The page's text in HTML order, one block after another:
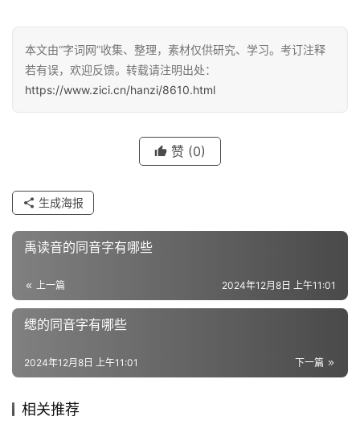
汉
字
反
词
义
本文由“字词网”收集、整理，素材仅供研究、学习。考订注释
若有误，欢迎反馈。转载请注明出处：
https://www.zici.cn/hanzi/8610.html
赞 (0)
生成海报
禹读音的同音字有哪些
上一篇 2024年12月8日 上午11:01
缌的同音字有哪些
下一篇
2024年12月8日 上午11:01
相关推荐